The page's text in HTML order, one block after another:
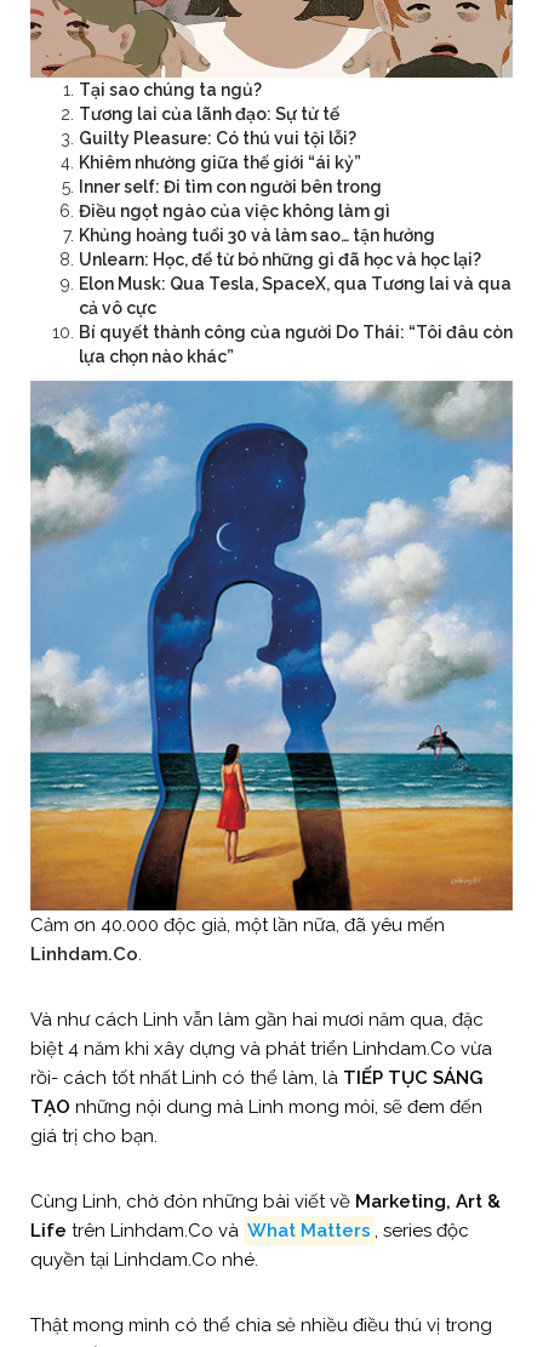
Tại sao chúng ta ngủ?
Tương lai của lãnh đạo: Sự tử tế
Guilty Pleasure: Có thú vui tội lỗi?
Khiêm nhường giữa thế giới “ái kỷ”
Inner self: Đi tìm con người bên trong
Điều ngọt ngào của việc không làm gì
Khủng hoảng tuổi 30 và làm sao… tận hưởng
Unlearn: Học, để từ bỏ những gì đã học và học lại?
Elon Musk: Qua Tesla, SpaceX, qua Tương lai và qua
cả vô cực
Bí quyết thành công của người Do Thái: “Tôi đâu còn
lựa chọn nào khác”
Cảm ơn 40.000 độc giả, một lần nữa, đã yêu mến
Linhdam.Co.
Và như cách Linh vẫn làm gần hai mươi năm qua, đặc
biệt 4 năm khi xây dựng và phát triển Linhdam.Co vừa
rồi- cách tốt nhất Linh có thể làm, là TIẾP TỤC SÁNG
TẠO những nội dung mà Linh mong mỏi, sẽ đem đến
giá trị cho bạn.
Cùng Linh, chờ đón những bài viết về Marketing, Art &
Life trên Linhdam.Co và What Matters , series độc
quyền tại Linhdam.Co nhé.
Thật mong mình có thể chia sẻ nhiều điều thú vị trong